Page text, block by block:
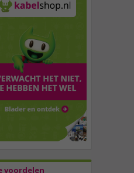
voordelen